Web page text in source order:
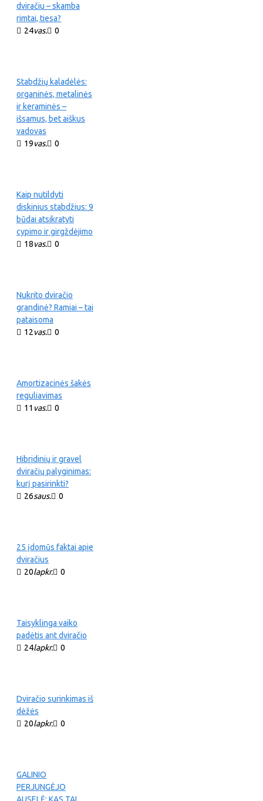
dviračiu – skamba
rimtai, tiesa?
24vas. 0
Stabdžių kaladėlės:
organinės, metalinės
ir keraminės –
išsamus, bet aiškus
vadovas
19vas. 0
Kaip nutildyti
diskinius stabdžius: 9
būdai atsikratyti
cypimo ir girgždėjimo
18vas. 0
Nukrito dviračio
grandinė? Ramiai – tai
pataisoma
12vas. 0
Amortizacinės šakės
reguliavimas
11 vas. 0
Hibridinių ir gravel
dviračių palyginimas:
kurį pasirinkti?
26saus. 0
25 įdomūs faktai apie
dviračius
20lapkr. 0
Taisyklinga vaiko
padėtis ant dviračio
24lapkr. 0
Dviračio surinkimas iš
dėžės
20lapkr. 0
GALINIO
PERJUNGĖJO
AUSELĖ: KAS TAI